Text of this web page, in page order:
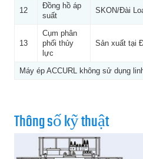
12
Đồng hồ áp
suất
SKON/Đài
13
Cụm phân
phối thủy
lực
Sản xuất tại
Máy ép ACCURL không sử dụng
Thông số kỹ thuật